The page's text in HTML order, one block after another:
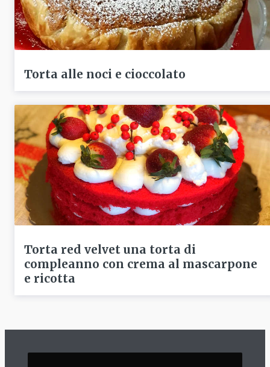
Torta alle noci e cioccolato
Torta red velvet una torta di
compleanno con crema al mascarpone
e ricotta